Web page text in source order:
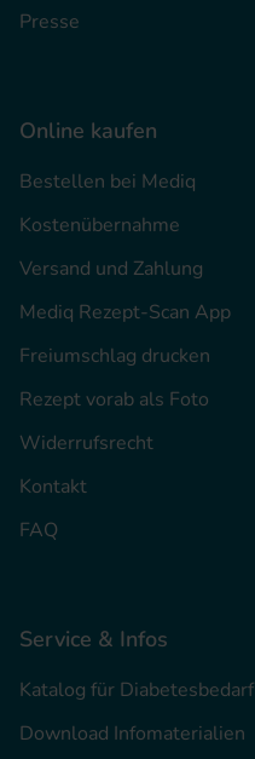
Presse
Online kaufen
Bestellen bei Mediq
Kostenübernahme
Versand und Zahlung
Mediq Rezept-Scan App
Freiumschlag drucken
Rezept vorab als Foto
Widerrufsrecht
Kontakt
FAQ
Service & Infos
Katalog für Diabetesbedarf
Download Infomaterialien